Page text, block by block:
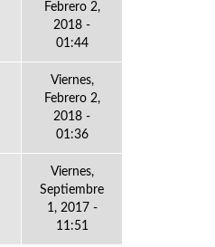
Febrero 2,
2018 -
01:44
Viernes,
Febrero 2,
2018 -
01:36
Viernes,
Septiembre
1, 2017 -
11:51